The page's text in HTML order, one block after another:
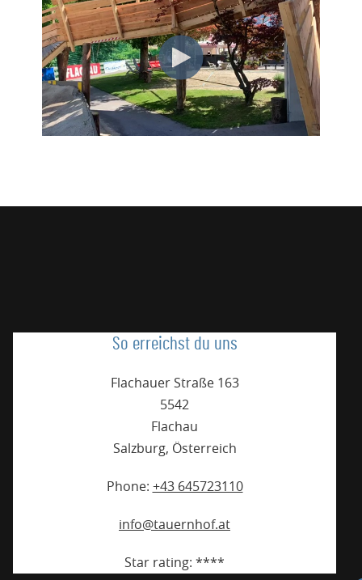
So erreichst du uns
Flachauer Straße 163
5542
Flachau
Salzburg, Österreich
Phone: +43 645723110
info@tauernhof.at
Star rating: ****